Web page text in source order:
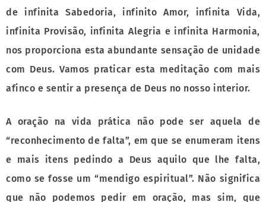
de infinita Sabedoria, infinito Amor, infinita Vida,
infinita Provisão, infinita Alegria e infinita Harmonia,
nos proporciona esta abundante sensação de unidade
com Deus. Vamos praticar esta meditação com mais
afinco e sentir a presença de Deus no nosso interior.
A oração na vida prática não pode ser aquela de
“reconhecimento de falta”, em que se enumeram itens
e mais itens pedindo a Deus aquilo que lhe falta,
como se fosse um “mendigo espiritual”. Não significa
que não podemos pedir em oração, mas sim, que